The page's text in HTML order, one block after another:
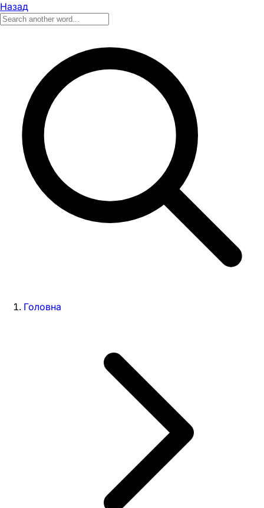
Назад
Головна